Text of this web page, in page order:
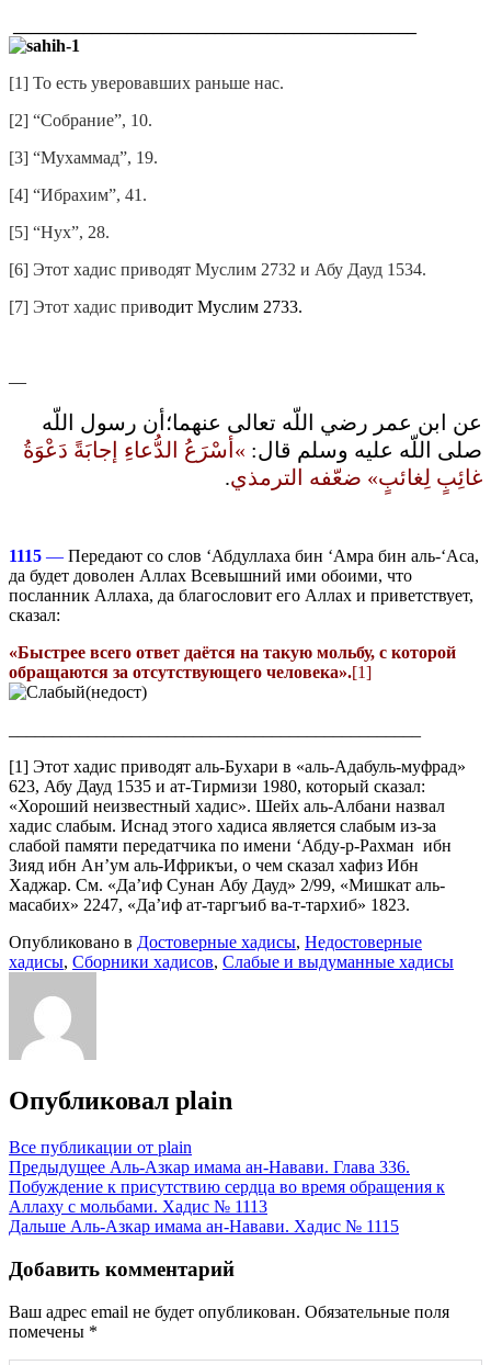
[1] То есть уверовавших раньше нас.
[2] “Собрание”, 10.
[3] “Мухаммад”, 19.
[4] “Ибрахим”, 41.
[5] “Нух”, 28.
[6] Этот хадис приводят Муслим 2732 и Абу Дауд 1534.
[7] Этот хадис приводит Муслим 2733.
—
عن ابن عمر رضي اللّه تعالى عنهما؛أن رسول اللّه
صلى اللّه عليه وسلم قال‏:‏ ‏»‏أسْرَعُ الدُّعاءِ إجابَةً دَعْوَةُ
غائِبٍ لِغائبٍ‏»‏ ضعّفه الترمذي‏.
1115 — Передают со слов ‘Абдуллаха бин ‘Амра бин аль-‘Аса,
да будет доволен Аллах Всевышний ими обоими, что
посланник Аллаха, да благословит его Аллах и приветствует,
сказал:
«Быстрее всего ответ даётся на такую мольбу, с которой
обращаются за отсутствующего человека».[1]
[1] Этот хадис приводят аль-Бухари в «аль-Адабуль-муфрад»
623, Абу Дауд 1535 и ат-Тирмизи 1980, который сказал:
«Хороший неизвестный хадис». Шейх аль-Албани назвал
хадис слабым. Иснад этого хадиса является слабым из-за
слабой памяти передатчика по имени ‘Абду-р-Рахман ибн
Зияд ибн Ан’ум аль-Ифрикъи, о чем сказал хафиз Ибн
Хаджар. См. «Да’иф Сунан Абу Дауд» 2/99, «Мишкат аль-
масабих» 2247, «Да’иф ат-таргъиб ва-т-тархиб» 1823.
Опубликовано в Достоверные хадисы, Недостоверные
хадисы, Сборники хадисов, Слабые и выдуманные хадисы
Опубликовал plain
Все публикации от plain
Навигация
по
записям
Предыдущее Аль-Азкар имама ан-Навави. Глава 336.
Побуждение к присутствию сердца во время обращения к
Аллаху с мольбами. Хадис № 1113
Дальше Аль-Азкар имама ан-Навави. Хадис № 1115
Добавить комментарий
Ваш адрес email не будет опубликован. Обязательные поля
помечены *